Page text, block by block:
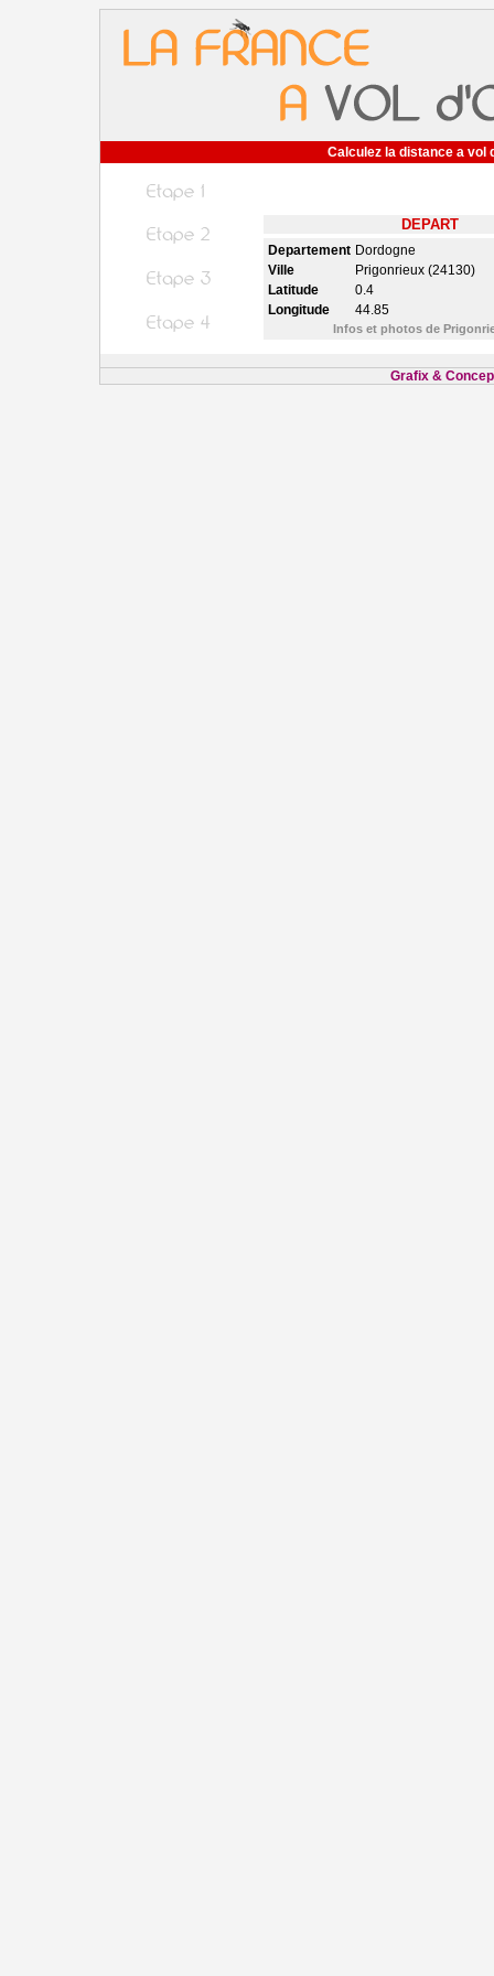
Calculez la distance a vol
DEPART
Departement Dordogne
Ville
Prigonrieux (24130)
Latitude
0.4
Longitude
44.85
Infos et photos de
Grafix &